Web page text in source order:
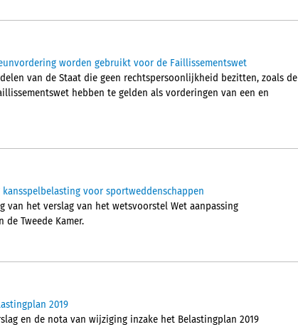
worden gebruikt voor de Faillissementswet
van de Staat die geen rechtspersoonlijkheid bezitten, zoals de
hebben te gelden als vorderingen van een en
voor sportweddenschappen
van het verslag van het wetsvoorstel Wet aanpassing
Tweede Kamer.
2019
en de nota​​ van wijziging inzake het ​Belastingplan 2019